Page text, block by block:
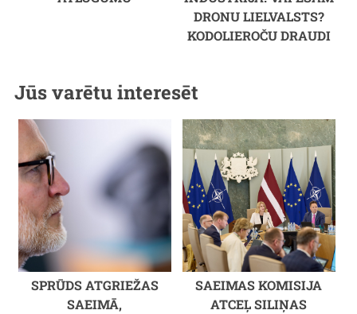
DRONU LIELVALSTS?
KODOLIEROČU DRAUDI
Jūs varētu interesēt
SPRŪDS ATGRIEŽAS
SAEIMĀ,
SAEIMAS KOMISIJA
ATCEĻ SILIŅAS